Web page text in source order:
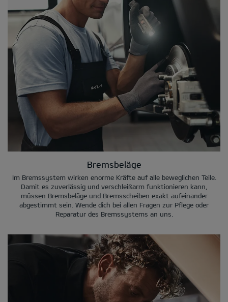
Bremsbeläge
Im Bremssystem wirken enorme Kräfte auf alle beweglichen Teile.
Damit es zuverlässig und verschleißarm funktionieren kann,
müssen Bremsbeläge und Bremsscheiben exakt aufeinander
abgestimmt sein. Wende dich bei allen Fragen zur Pflege oder
Reparatur des Bremssystems an uns.